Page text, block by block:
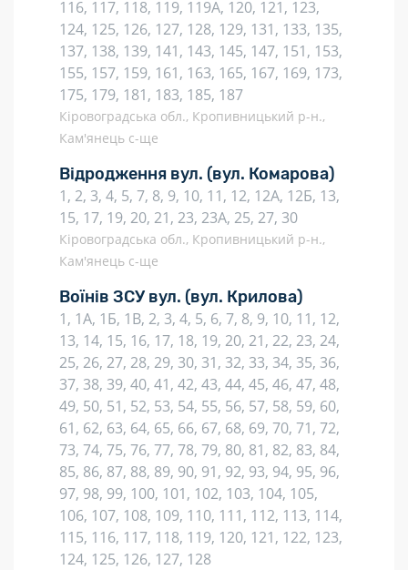
116, 117, 118, 119, 119А, 120, 121, 123,
124, 125, 126, 127, 128, 129, 131, 133, 135,
137, 138, 139, 141, 143, 145, 147, 151, 153,
155, 157, 159, 161, 163, 165, 167, 169, 173,
175, 179, 181, 183, 185, 187
Кіровоградська обл., Кропивницький р-н.,
Кам'янець с-ще
Відродження вул. (вул. Комарова)
1, 2, 3, 4, 5, 7, 8, 9, 10, 11, 12, 12А, 12Б, 13,
15, 17, 19, 20, 21, 23, 23А, 25, 27, 30
Кіровоградська обл., Кропивницький р-н.,
Кам'янець с-ще
Воїнів ЗСУ вул. (вул. Крилова)
1, 1А, 1Б, 1В, 2, 3, 4, 5, 6, 7, 8, 9, 10, 11, 12,
13, 14, 15, 16, 17, 18, 19, 20, 21, 22, 23, 24,
25, 26, 27, 28, 29, 30, 31, 32, 33, 34, 35, 36,
37, 38, 39, 40, 41, 42, 43, 44, 45, 46, 47, 48,
49, 50, 51, 52, 53, 54, 55, 56, 57, 58, 59, 60,
61, 62, 63, 64, 65, 66, 67, 68, 69, 70, 71, 72,
73, 74, 75, 76, 77, 78, 79, 80, 81, 82, 83, 84,
85, 86, 87, 88, 89, 90, 91, 92, 93, 94, 95, 96,
97, 98, 99, 100, 101, 102, 103, 104, 105,
106, 107, 108, 109, 110, 111, 112, 113, 114,
115, 116, 117, 118, 119, 120, 121, 122, 123,
124, 125, 126, 127, 128